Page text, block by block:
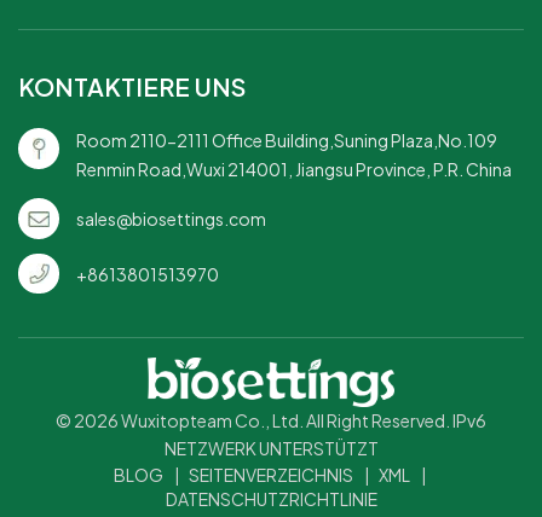
KONTAKTIERE UNS
Room 2110-2111 Office Building,Suning Plaza,No.109
Renmin Road,Wuxi 214001, Jiangsu Province, P.R. China
sales@biosettings.com
+8613801513970
© 2026 Wuxitopteam Co., Ltd. All Right Reserved. IPv6
NETZWERK UNTERSTÜTZT
BLOG
| SEITENVERZEICHNIS | XML
|
DATENSCHUTZRICHTLINIE